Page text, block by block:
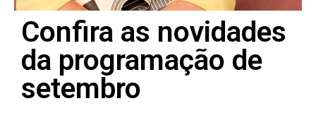
Confira as novidades
da programação de
setembro